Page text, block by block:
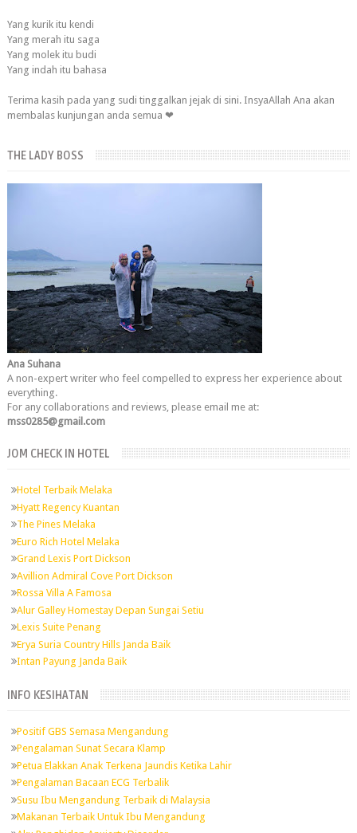
Yang kurik itu kendi
Yang merah itu saga
Yang molek itu budi
Yang indah itu bahasa
Terima kasih pada yang sudi tinggalkan jejak di sini. InsyaAllah Ana akan
membalas kunjungan anda semua ❤
THE LADY BOSS
Ana Suhana
A non-expert writer who feel compelled to express her experience about
everything.
For any collaborations and reviews, please email me at:
mss0285@gmail.com
JOM CHECK IN HOTEL
Hotel Terbaik Melaka
Hyatt Regency Kuantan
The Pines Melaka
Euro Rich Hotel Melaka
Grand Lexis Port Dickson
Avillion Admiral Cove Port Dickson
Rossa Villa A Famosa
Alur Galley Homestay Depan Sungai Setiu
Lexis Suite Penang
Erya Suria Country Hills Janda Baik
Intan Payung Janda Baik
INFO KESIHATAN
Positif GBS Semasa Mengandung
Pengalaman Sunat Secara Klamp
Petua Elakkan Anak Terkena Jaundis Ketika Lahir
Pengalaman Bacaan ECG Terbalik
Susu Ibu Mengandung Terbaik di Malaysia
Makanan Terbaik Untuk Ibu Mengandung